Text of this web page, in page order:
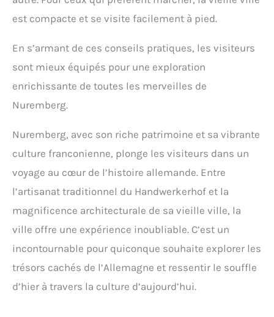
est compacte et se visite facilement à pied.
En s’armant de ces conseils pratiques, les visiteurs
sont mieux équipés pour une exploration
enrichissante de toutes les merveilles de
Nuremberg.
Nuremberg, avec son riche patrimoine et sa vibrante
culture franconienne, plonge les visiteurs dans un
voyage au cœur de l’histoire allemande. Entre
l’artisanat traditionnel du Handwerkerhof et la
magnificence architecturale de sa vieille ville, la
ville offre une expérience inoubliable. C’est un
incontournable pour quiconque souhaite explorer les
trésors cachés de l’Allemagne et ressentir le souffle
d’hier à travers la culture d’aujourd’hui.